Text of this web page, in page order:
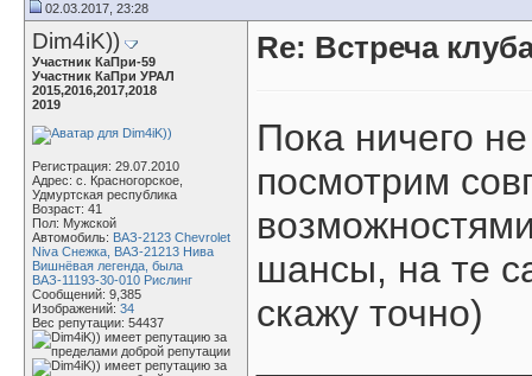
02.03.2017, 23:28
Dim4iK))
Участник КаПри-59
Участник КаПри УРАЛ
2015,2016,2017,2018
2019
Регистрация: 29.07.2010
Адрес: с. Красногорское,
Удмуртская республика
Возраст: 41
Пол: Мужской
Автомобиль: ВАЗ-2123 Chevrolet
Niva Снежка, ВАЗ-21213 Нива
Вишнёвая легенда, была
ВАЗ-11193-30-010 Рислинг
Сообщений: 9,385
Изображений: 34
Вес репутации: 54437
Re: Встреча
Пока ничего
посмотрим
шансы, на те
скажу точно)